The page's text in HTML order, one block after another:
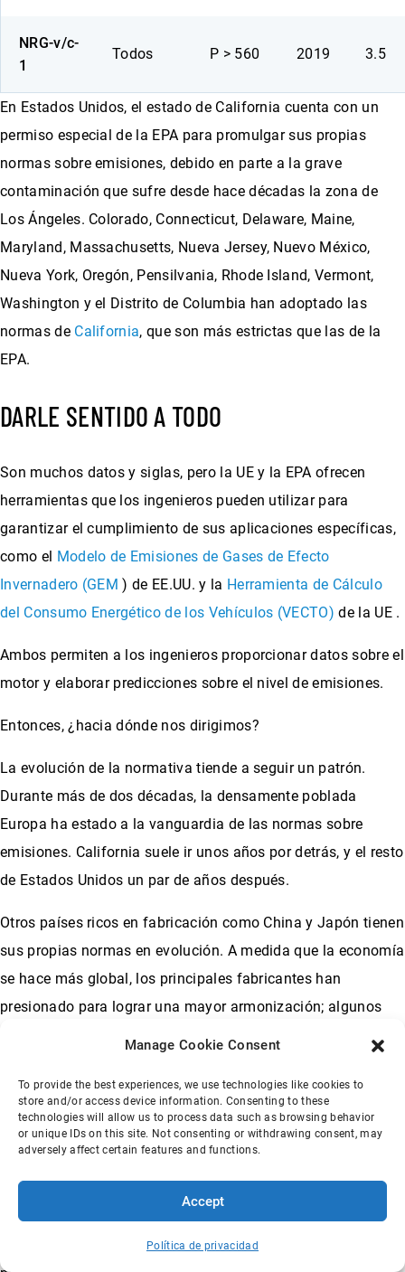
Manage Cookie Consent
To provide the best experiences, we use technologies like cookies to
store and/or access device information. Consenting to these
technologies will allow us to process data such as browsing behavior
or unique IDs on this site. Not consenting or withdrawing consent, may
adversely affect certain features and functions.
Accept
Política de privacidad
NRG-v/c-
1
Todos P > 560 2019 3.5
En Estados Unidos, el estado de California cuenta con un
permiso especial de la EPA para promulgar sus propias
normas sobre emisiones, debido en parte a la grave
contaminación que sufre desde hace décadas la zona de
Los Ángeles. Colorado, Connecticut, Delaware, Maine,
Maryland, Massachusetts, Nueva Jersey, Nuevo México,
Nueva York, Oregón, Pensilvania, Rhode Island, Vermont,
Washington y el Distrito de Columbia han adoptado las
normas de California, que son más estrictas que las de la
EPA.
DARLE SENTIDO A TODO
Son muchos datos y siglas, pero la UE y la EPA ofrecen
herramientas que los ingenieros pueden utilizar para
garantizar el cumplimiento de sus aplicaciones específicas,
como el Modelo de Emisiones de Gases de Efecto
Invernadero (GEM ) de EE.UU. y la Herramienta de Cálculo
del Consumo Energético de los Vehículos (VECTO) de la UE .
Ambos permiten a los ingenieros proporcionar datos sobre el
motor y elaborar predicciones sobre el nivel de emisiones.
Entonces, ¿hacia dónde nos dirigimos?
La evolución de la normativa tiende a seguir un patrón.
Durante más de dos décadas, la densamente poblada
Europa ha estado a la vanguardia de las normas sobre
emisiones. California suele ir unos años por detrás, y el resto
de Estados Unidos un par de años después.
Otros países ricos en fabricación como China y Japón tienen
sus propias normas en evolución. A medida que la economía
se hace más global, los principales fabricantes han
presionado para lograr una mayor armonización; algunos
Acuerdo de París
California para aplicar normativas similares a las actuales
de California para 2027.
bloqueo para mitigarla han provocado
emisiones de CO2 del 17%entre enero y abril de 2020.
Algunos científicos prevén un descenso de entre el 4,4 y el 8